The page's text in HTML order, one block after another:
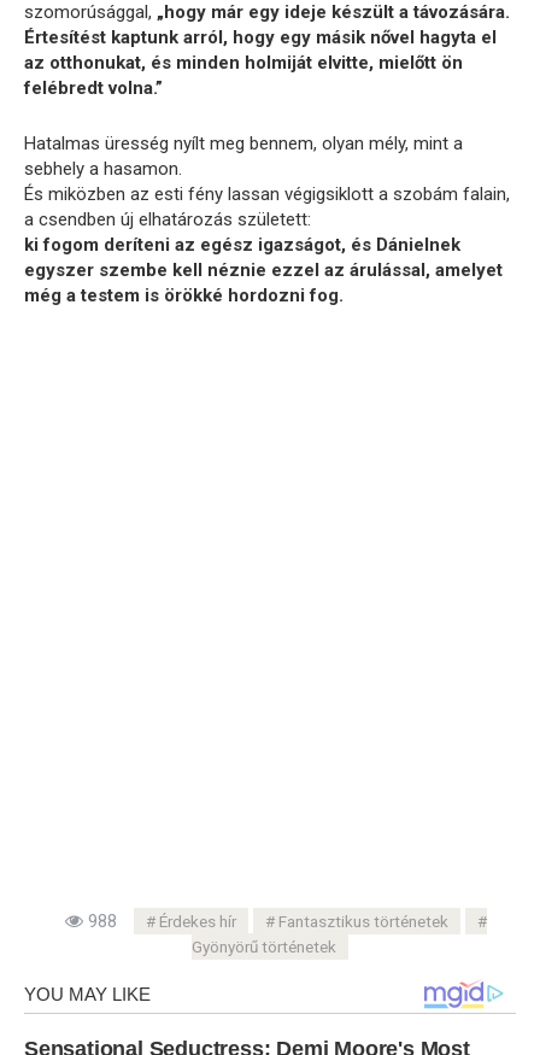
szomorúsággal, „hogy már egy ideje készült a távozására.
Értesítést kaptunk arról, hogy egy másik nővel hagyta el
az otthonukat, és minden holmiját elvitte, mielőtt ön
felébredt volna.”
Hatalmas üresség nyílt meg bennem, olyan mély, mint a
sebhely a hasamon.
És miközben az esti fény lassan végigsiklott a szobám falain,
a csendben új elhatározás született:
ki fogom deríteni az egész igazságot, és Dánielnek
egyszer szembe kell néznie ezzel az árulással, amelyet
még a testem is örökké hordozni fog.
988 Érdekes hír
Fantasztikus történetek
Gyönyörű történetek